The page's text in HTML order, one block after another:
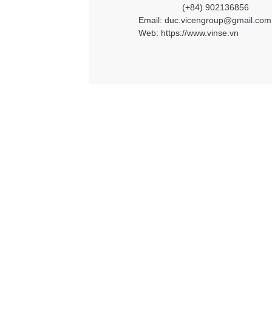
(+84) 902136856
Email: duc.vicengroup@gmail.com
Web: https://www.vinse.vn